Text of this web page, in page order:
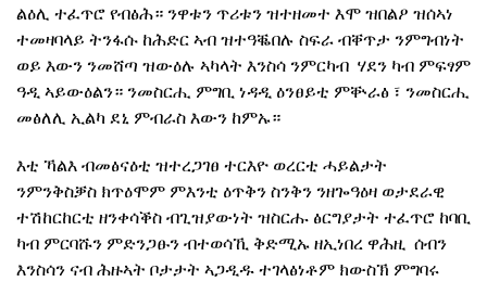
ልዕሊ ተፈጥሮ የብፅሕ። ንዋቱን ጥሪቱን ዝተዘመተ እሞ ዝበልዖ ዝሰኣነ
ተመዛባላይ ትንፋሱ ከሕድር ኣብ ዝተዓቘበሉ ስፍራ ብቐጥታ ንምግብነት
ወይ እውን ንመሸጣ ዝውዕሉ ኣካላት እንስሳ ንምርካብ ሃደን ካብ ምፍፃም
ዓዲ ኣይውዕልን። ንመስርሒ ምግቢ ነዳዲ ዕንፀይቲ ምቝራፅ ፣ ንመስርሒ
መፅለሊ ኢልካ ደኒ ምብራስ እውን ከምኡ።
እቲ ኻልእ ብመፅናዕቲ ዝተረጋገፀ ተርእዮ ወረርቲ ሓይልታት
ንምንቅስቓስ ክጥዕሞም ምእንቲ ዕጥቅን ስንቅን ንዘጐዓዕዛ ወታደራዊ
ተሽከርከርቲ ዘንቀሳቕስ ብጊዝያውነት ዝስርሑ ፅርግያታት ተፈጥሮ ከባቢ
ካብ ምርባሹን ምድንጋፁን ብተወሳኺ ቅድሚኡ ዘኢነበረ ዋሕዚ ሰብን
እንስሳን ናብ ሕዙኣት ቦታታት ኣጋዲዱ ተገላፅነቶም ክውስኽ ምግባሩ